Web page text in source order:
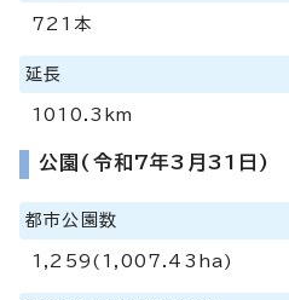
721本
延長
1010.3km
公園(令和7年3月31日)
都市公園数
1,259(1,007.43ha)